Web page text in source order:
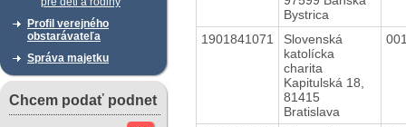
Profil verejného
obstarávateľa
Správa majetku
Chcem podať podnet
Bystrica
1901841071
Slovenská
katolícka
charita
Kapitulská 18,
81415
Bratislava